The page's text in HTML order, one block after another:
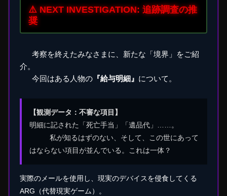
⚠️ NEXT INVESTIGATION: 追跡調査の推
奨
考察を終えたみなさまに、新たな「境界」をご紹
介。
今回はある人物の 『給与明細』 について。
【観測データ：不審な項目】
明細に記された「死亡手当」「遺品代」……。
私が知るはずのない、そして、この世にあって
はならない項目が並んでいる。これは一体？
実際のメールを使用し、現実のデバイスを侵食してくる
ARG（代替現実ゲーム）。